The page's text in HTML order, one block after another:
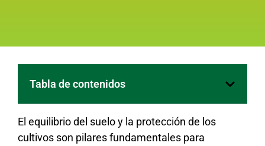
Tabla de contenidos
El equilibrio del suelo y la protección de los
cultivos son pilares fundamentales para